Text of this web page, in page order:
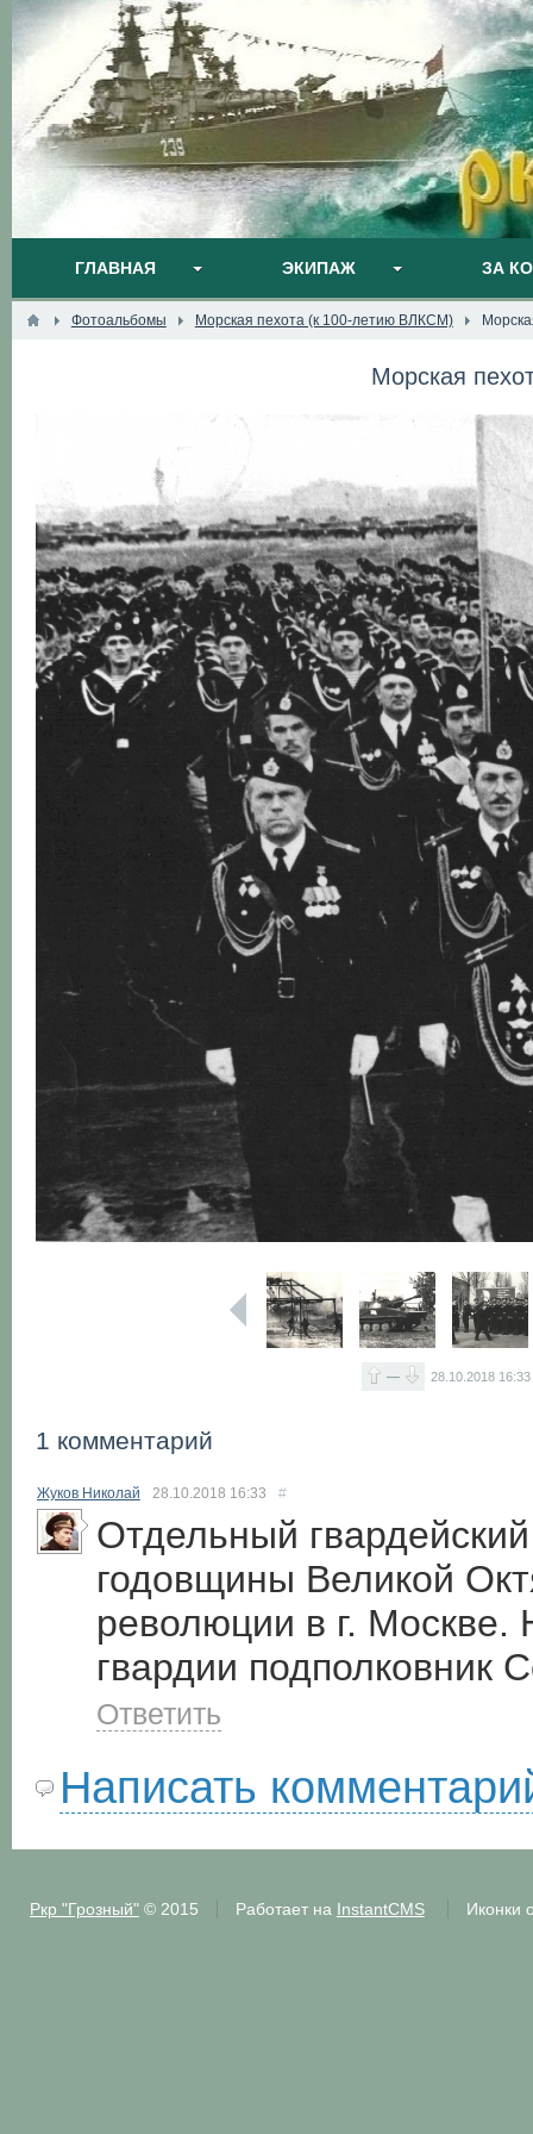
ГЛАВНАЯ ЭКИПАЖ ЗА
Фотоальбомы Морская пехота (к 100-летию ВЛКСМ)
Морская
— 28.10.2018 16:33
1 комментарий
Жуков Николай 28.10.2018 16:33 #
Отдельный
годовщины Великой
революции в г. Москве.
гвардии
Ответить
Написать
Ркр "Грозный"© 2015 Работает на InstantCMS Иконки